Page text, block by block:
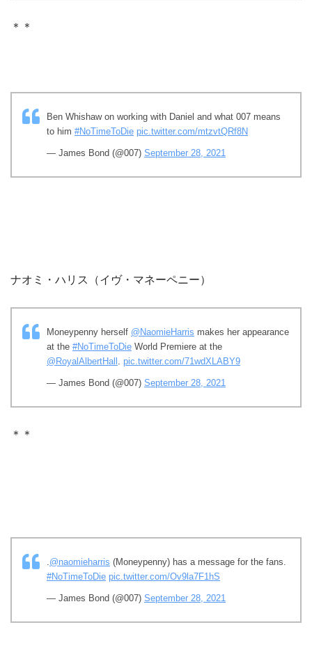
＊＊
Ben Whishaw on working with Daniel and what 007 means
to him #NoTimeToDie pic.twitter.com/mtzvtQRf8N
— James Bond (@007) September 28, 2021
ナオミ・ハリス（イヴ・マネーペニー）
Moneypenny herself @NaomieHarris makes her appearance
at the #NoTimeToDie World Premiere at the
@RoyalAlbertHall
pic.twitter.com/71wdXLABY9
— James Bond (@007) September 28, 2021
＊＊
@naomieharris (Moneypenny) has a message for the fans.
#NoTimeToDie pic.twitter.com/Ov9la7F1hS
— James Bond (@007) September 28, 2021